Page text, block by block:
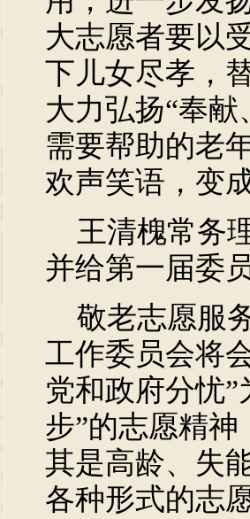
大志愿者要以
下儿女尽孝，
大力弘扬“奉
需要帮助的老
欢声笑语，变
王清槐常务
并给第一届委
敬老志愿服
工作委员会将
党和政府分忧
步”的志愿精
其是高龄、失
各种形式的志